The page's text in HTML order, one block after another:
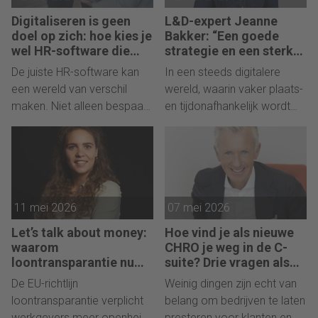
maar nu al aan de gang zijn.
onderzoekers van Tilburg
University.
Digitaliseren is geen
doel op zich: hoe kies je
wel HR-software die
écht bij de organisatie
past?
De juiste HR-software kan
een wereld van verschil
maken. Niet alleen bespaar
je tijd en voorkom je fouten,
je creëert ook ruimte voor
strategisch werk en een
medewerkertevredenheid.
Maar hoe voorkom je dat je
kiest voor een systeem dat
in de praktijk amper gebruikt
wordt of slecht aansluit bij
jullie processen?
L&D-expert Jeanne
Bakker: “Een goede
strategie en een sterke
cultuur gedijen alleen
samen”
In een steeds digitalere
wereld, waarin vaker plaats-
en tijdonafhankelijk wordt
gewerkt, ligt verlies van
organisatiecultuur op de
loer. Jeanne Bakker deelt de
do’s en don’ts om die cultuur
juist te versterken en
medewerkers betrokken en
gemotiveerd te houden. Met
een sleutelrol voor HR.
11 mei 2026
Let’s talk about money:
waarom
loontransparantie nu
echt onvermijdelijk
wordt
De EU-richtlijn
loontransparantie verplicht
07 mei 2026
Hoe vind je als nieuwe
CHRO je weg in de C-
suite? Drie vragen als
leidraad
Weinig dingen zijn echt van
belang om bedrijven te laten